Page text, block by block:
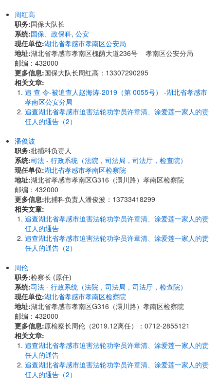
周红高
职务:国保大队长
系统:国保、政保科, 公安
现任单位:湖北省孝感市孝南区公安局
地址:湖北省孝感市孝南区槐荫大道236号 孝南区公安分局
邮编：432000
更多信息:国保大队长周红高：13307290295
相关文章:
追 查 令-被追查人赵海涛-2019（第 0055号） -湖北省孝感市
孝南区公安分局
追查湖北省孝感市迫害法轮功学员许章清、涂爱莲一家人的责
任人的通告（2）
潘俊波
职务:批捕科负责人
系统:司法 - 行政系统（法院，司法局，司法厅，检查院）
现任单位:湖北省孝感市孝南区检察院
地址:湖北省孝感市孝南区G316（澴川路）孝南区检察院
邮编：432000
更多信息:批捕科负责人潘俊波：13733418299
相关文章:
追查湖北省孝感市迫害法轮功学员许章清、涂爱莲一家人的责
任人的通告
追查湖北省孝感市迫害法轮功学员许章清、涂爱莲一家人的责
任人的通告（2）
周伦
职务:检察长 (原任)
系统:司法 - 行政系统（法院，司法局，司法厅，检查院）
现任单位:湖北省孝感市孝南区检察院
地址:湖北省孝感市孝南区G316（澴川路）孝南区检察院
邮编：432000
更多信息:原检察长周伦（2019.12离任）：0712-2855121
相关文章:
追查湖北省孝感市迫害法轮功学员许章清、涂爱莲一家人的责
任人的通告
追查湖北省孝感市迫害法轮功学员许章清、涂爱莲一家人的责
任人的通告（2）